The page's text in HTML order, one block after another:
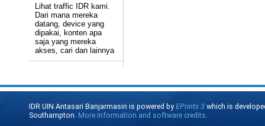
Lihat traffic IDR kami.
Dari mana mereka
datang, device yang
dipakai, konten apa
saja yang mereka
akses, cari dan lainnya
IDR UIN Antasari Banjarmasin is powered byEPrints 3 which is
Southampton. More information and software credits.